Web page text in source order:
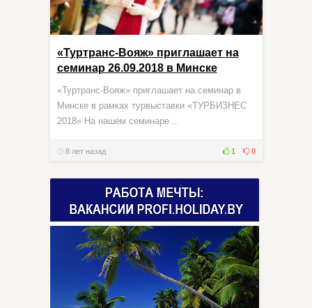
«Туртранс-Вояж» приглашает на
семинар 26.09.2018 в Минске
«Туртранс-Вояж» приглашает на семинар в
Минске в рамках турвыставки «ТУРБИЗНЕС
2018» На нашем семинаре ..
8 лет назад 1 0